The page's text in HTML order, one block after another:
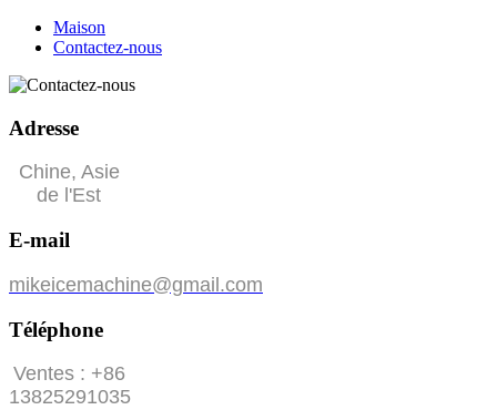
Maison
Contactez-nous
Adresse
Chine, Asie
de l'Est
E-mail
mikeicemachine@gmail.com
Téléphone
Ventes : +86
13825291035